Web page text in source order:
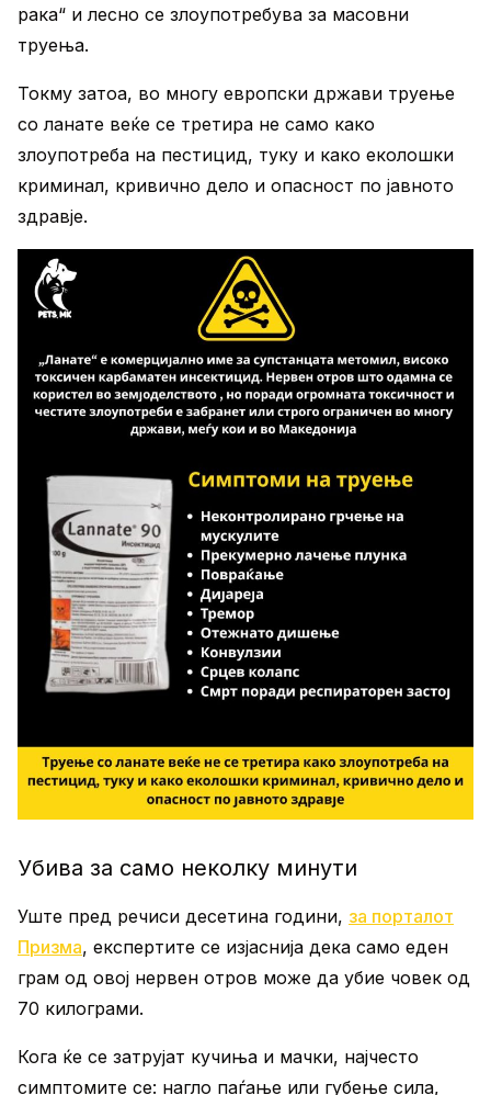
рака“ и лесно се злоупотребува за масовни
труења.
Токму затоа, во многу европски држави труење
со ланате веќе се третира не само како
злоупотреба на пестицид, туку и како еколошки
криминал, кривично дело и опасност по јавното
здравје.
Убива за само неколку минути
Уште пред речиси десетина години, за порталот
Призма, експертите се изјаснија дека само еден
грам од овој нервен отров може да убие човек од
70 килограми.
Кога ќе се затрујат кучиња и мачки, најчесто
симптомите се: нагло паѓање или губење сила,